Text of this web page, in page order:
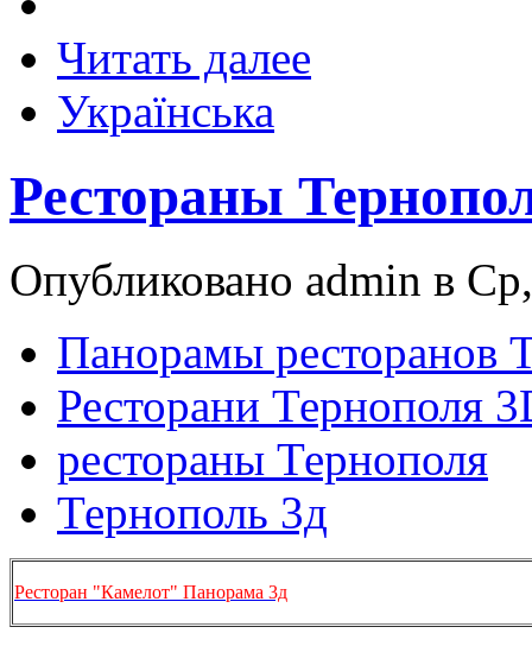
Читать далее
Українська
Рестораны
Опубликовано admin в
Панорамы ресторанов
Ресторани Тернополя
рестораны Тернополя
Тернополь 3д
Ресторан "Камелот" Панорама 3д